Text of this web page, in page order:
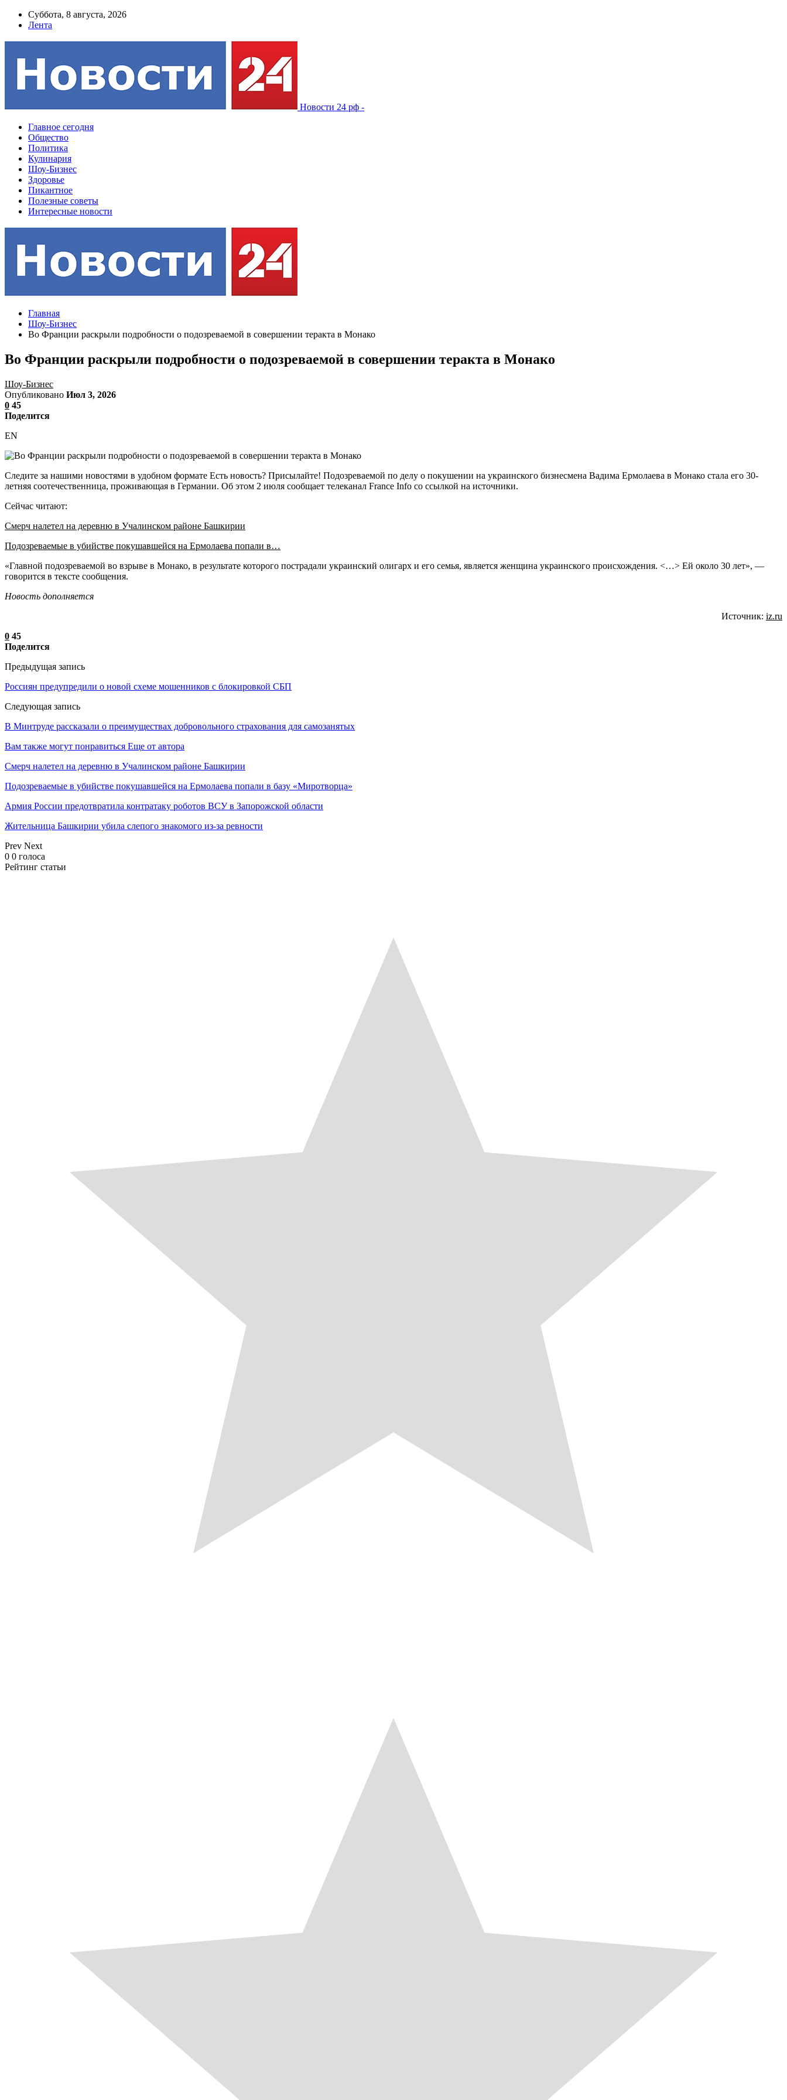
Суббота, 8 августа, 2026
Лента
Новости 24 рф -
Главное сегодня
Общество
Политика
Кулинария
Шоу-Бизнес
Здоровье
Пикантное
Полезные советы
Интересные новости
Главная
Шоу-Бизнес
Во Франции раскрыли подробности о подозреваемой в совершении теракта в Монако
Во Франции раскрыли подробности о подозреваемой в совершении теракта в Монако
Шоу-Бизнес
Опубликовано Июл 3, 2026
0 45
Поделится
EN
Следите за нашими новостями в удобном формате Есть новость? Присылайте! Подозреваемой по делу о покушении на украинского бизнесмена Вадима Ермолаева в Монако стала его 30-
летняя соотечественница, проживающая в Германии. Об этом 2 июля сообщает телеканал France Info со ссылкой на источники.
Сейчас читают:
Смерч налетел на деревню в Учалинском районе Башкирии
Подозреваемые в убийстве покушавшейся на Ермолаева попали в…
«Главной подозреваемой во взрыве в Монако, в результате которого пострадали украинский олигарх и его семья, является женщина украинского происхождения. <…> Ей около 30 лет», —
говорится в тексте сообщения.
Новость дополняется
Источник: iz.ru
0 45
Поделится
Предыдущая запись
Россиян предупредили о новой схеме мошенников с блокировкой СБП
Следующая запись
В Минтруде рассказали о преимуществах добровольного страхования для самозанятых
Вам также могут понравиться Еще от автора
Смерч налетел на деревню в Учалинском районе Башкирии
Подозреваемые в убийстве покушавшейся на Ермолаева попали в базу «Миротворца»
Армия России предотвратила контратаку роботов ВСУ в Запорожской области
Жительница Башкирии убила слепого знакомого из-за ревности
Prev Next
0 0 голоса
Рейтинг статьи